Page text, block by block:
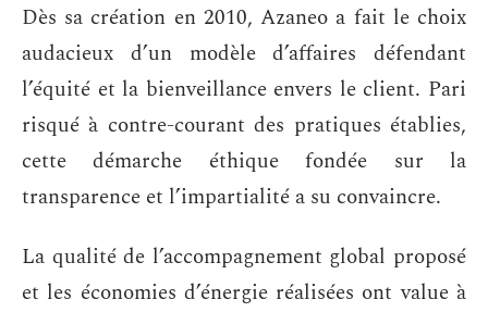
Dès sa création en 2010, Azaneo a fait le choix
audacieux d’un modèle d’affaires défendant
l’équité et la bienveillance envers le client. Pari
risqué à contre-courant des pratiques établies,
cette démarche éthique fondée sur la
transparence et l’impartialité a su convaincre.
La qualité de l’accompagnement global proposé
et les économies d’énergie réalisées ont value à